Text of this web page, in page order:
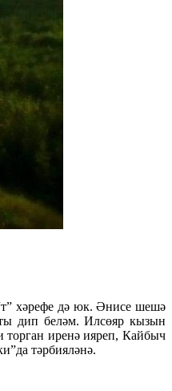
хәрефе дә юк. Әнисе шешә
дип беләм. Илсөяр кызын
иренә ияреп, Кайбыч
тәрбияләнә.